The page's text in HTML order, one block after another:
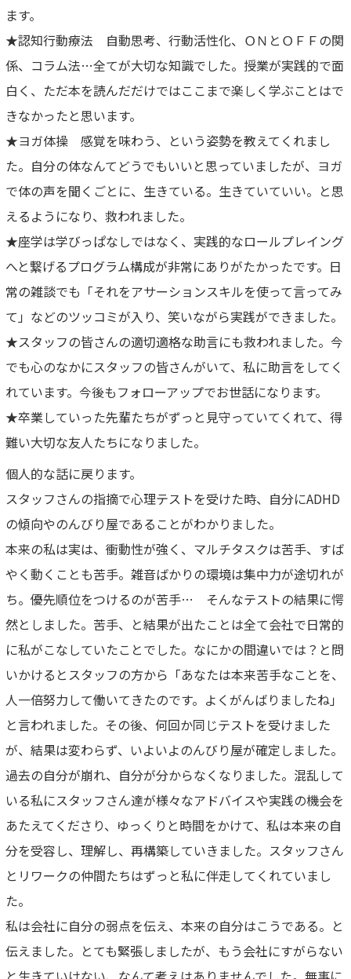
ます。
★認知行動療法 自動思考、行動活性化、ＯＮとＯＦＦの関
係、コラム法…全てが大切な知識でした。授業が実践的で面
白く、ただ本を読んだだけではここまで楽しく学ぶことはで
きなかったと思います。
★ヨガ体操 感覚を味わう、という姿勢を教えてくれまし
た。自分の体なんてどうでもいいと思っていましたが、ヨガ
で体の声を聞くごとに、生きている。生きていていい。と思
えるようになり、救われました。
★座学は学びっぱなしではなく、実践的なロールプレイング
へと繋げるプログラム構成が非常にありがたかったです。日
常の雑談でも「それをアサーションスキルを使って言ってみ
て」などのツッコミが入り、笑いながら実践ができました。
★スタッフの皆さんの適切適格な助言にも救われました。今
でも心のなかにスタッフの皆さんがいて、私に助言をしてく
れています。今後もフォローアップでお世話になります。
★卒業していった先輩たちがずっと見守っていてくれて、得
難い大切な友人たちになりました。
個人的な話に戻ります。
スタッフさんの指摘で心理テストを受けた時、自分にADHD
の傾向やのんびり屋であることがわかりました。
本来の私は実は、衝動性が強く、マルチタスクは苦手、すば
やく動くことも苦手。雑音ばかりの環境は集中力が途切れが
ち。優先順位をつけるのが苦手… そんなテストの結果に愕
然としました。苦手、と結果が出たことは全て会社で日常的
に私がこなしていたことでした。なにかの間違いでは？と問
いかけるとスタッフの方から「あなたは本来苦手なことを、
人一倍努力して働いてきたのです。よくがんばりましたね」
と言われました。その後、何回か同じテストを受けました
が、結果は変わらず、いよいよのんびり屋が確定しました。
過去の自分が崩れ、自分が分からなくなりました。混乱して
いる私にスタッフさん達が様々なアドバイスや実践の機会を
あたえてくださり、ゆっくりと時間をかけて、私は本来の自
分を受容し、理解し、再構築していきました。スタッフさん
とリワークの仲間たちはずっと私に伴走してくれていまし
た。
私は会社に自分の弱点を伝え、本来の自分はこうである。と
伝えました。とても緊張しましたが、もう会社にすがらない